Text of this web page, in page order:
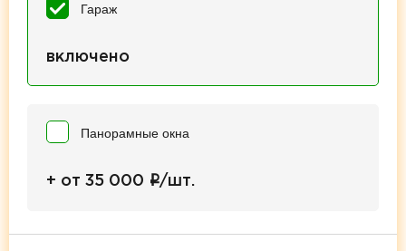
Гараж
включено
Панорамные окна
+ от 35 000 i/шт.